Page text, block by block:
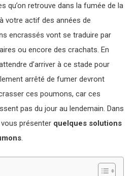
qu’on retrouve dans la fumée de la
votre actif des années de
encrassés vont se traduire par
ou encore des crachats. En
d’arriver à ce stade pour
arrêté de fumer devront
ces poumons, car ces
pas du jour au lendemain. Dans
présenter quelques solutions
.